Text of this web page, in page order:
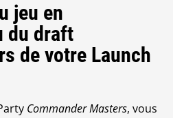
jeu en
du draft
de votre Launch
Commander Masters, vous